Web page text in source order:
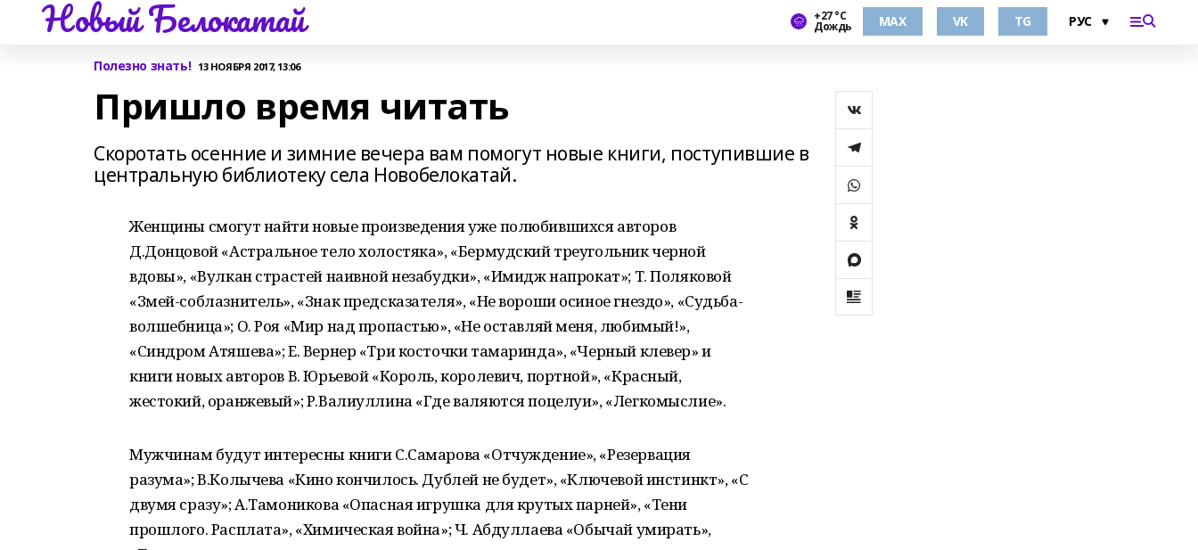
Новый Белокатай +27 °С
Дождь MAX VK TG
Полезно знать! 13 НОЯБРЯ 2017, 13:06
Пришло время читать
Скоротать осенние и зимние вечера вам помогут новые книги, поступившие в
центральную библиотеку села Новобелокатай.
Женщины смогут найти новые произведения уже полюбившихся авторов
Д.Донцовой «Астральное тело холостяка», «Бермудский треугольник черной
вдовы», «Вулкан страстей наивной незабудки», «Имидж напрокат»; Т. Поляковой
«Змей-соблазнитель», «Знак предсказателя», «Не вороши осиное гнездо», «Судьба-
волшебница»; О. Роя «Мир над пропастью», «Не оставляй меня, любимый!»,
«Синдром Атяшева»; Е. Вернер «Три косточки тамаринда», «Черный клевер» и
книги новых авторов В. Юрьевой «Король, королевич, портной», «Красный,
жестокий, оранжевый»; Р.Валиуллина «Где валяются поцелуи», «Легкомыслие».
Мужчинам будут интересны книги С.Самарова «Отчуждение», «Резервация
разума»; В.Колычева «Кино кончилось. Дублей не будет», «Ключевой инстинкт», «С
двумя сразу»; А.Тамоникова «Опасная игрушка для крутых парней», «Тени
прошлого. Расплата», «Химическая война»; Ч. Абдуллаева «Обычай умирать»,